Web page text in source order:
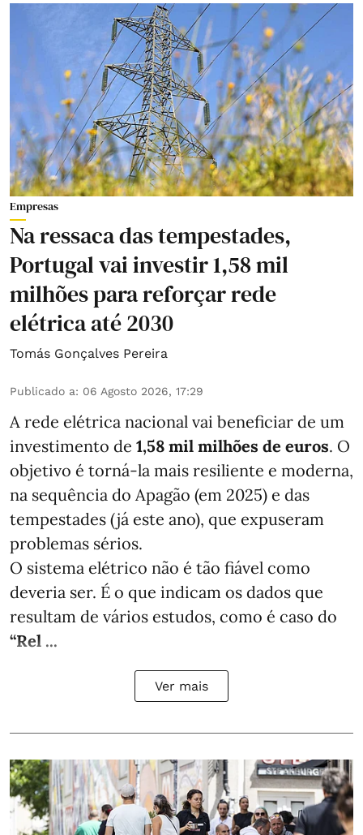
Empresas
Na ressaca das tempestades,
Portugal vai investir 1,58 mil
milhões para reforçar rede
elétrica até 2030
Tomás Gonçalves Pereira
Publicado a: 06 Agosto 2026, 17:29
A rede elétrica nacional vai beneficiar de um
investimento de 1,58 mil milhões de euros. O
objetivo é torná-la mais resiliente e moderna,
na sequência do Apagão (em 2025) e das
tempestades (já este ano), que expuseram
problemas sérios.
O sistema elétrico não é tão fiável como
deveria ser. É o que indicam os dados que
resultam de vários estudos, como é caso do
“Rel ...
Ver mais